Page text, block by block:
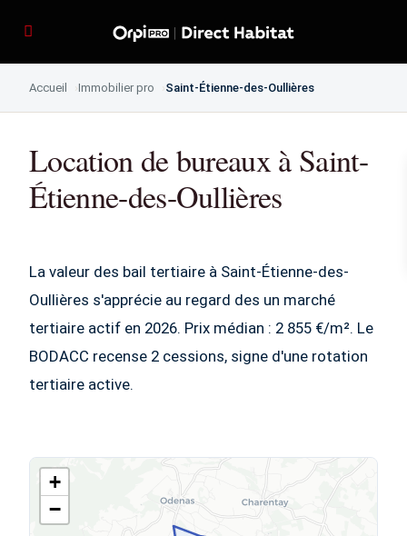
Accueil Immobilier pro Saint-Étienne-des-Oullières
Location de bureaux à Saint-
Étienne-des-Oullières
La valeur des bail tertiaire à Saint-Étienne-des-
Oullières s'apprécie au regard des un marché
tertiaire actif en 2026. Prix médian : 2 855 €/m². Le
BODACC recense 2 cessions, signe d'une rotation
tertiaire active.
+
−